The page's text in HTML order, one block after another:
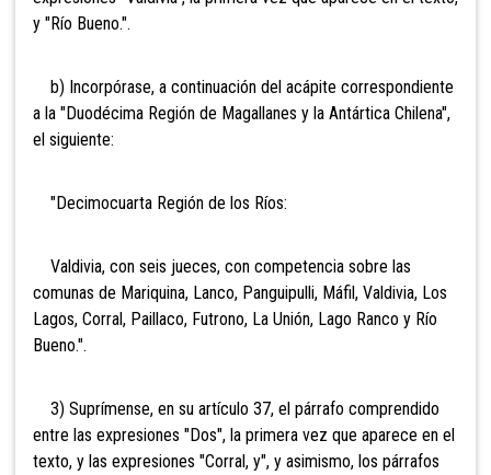
y "Río Bueno.".
b) Incorpórase, a continuación del acápite correspondiente
a la "Duodécima Región de Magallanes y la Antártica Chilena",
el siguiente:
"Decimocuarta Región de los Ríos:
Valdivia, con seis jueces, con competencia sobre las
comunas de Mariquina, Lanco, Panguipulli, Máfil, Valdivia, Los
Lagos, Corral, Paillaco, Futrono, La Unión, Lago Ranco y Río
Bueno.".
3) Suprímense, en su artículo 37, el párrafo comprendido
entre las expresiones "Dos", la primera vez que aparece en el
texto, y las expresiones "Corral, y", y asimismo, los párrafos